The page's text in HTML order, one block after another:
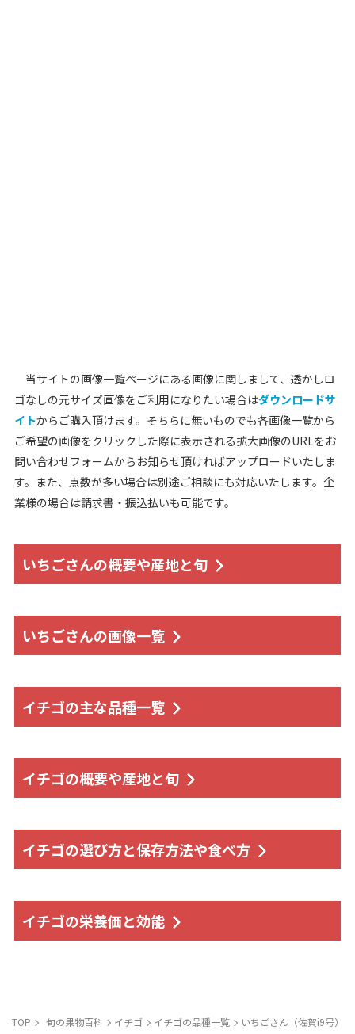
当サイトの画像一覧ページにある画像に関しまして、透かしロ
ゴなしの元サイズ画像をご利用になりたい場合はダウンロードサ
イトからご購入頂けます。そちらに無いものでも各画像一覧から
ご希望の画像をクリックした際に表示される拡大画像のURLをお
問い合わせフォームからお知らせ頂ければアップロードいたしま
す。また、点数が多い場合は別途ご相談にも対応いたします。企
業様の場合は請求書・振込払いも可能です。
いちごさんの概要や産地と旬
いちごさんの画像一覧
イチゴの主な品種一覧
イチゴの概要や産地と旬
イチゴの選び方と保存方法や食べ方
イチゴの栄養価と効能
TOP 旬の果物百科 イチゴ イチゴの品種一覧 いちごさん（佐賀i9号）